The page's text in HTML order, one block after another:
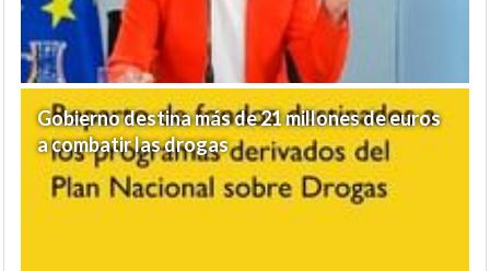
Gobierno destina más de 21 millones de euros
a combatir las drogas